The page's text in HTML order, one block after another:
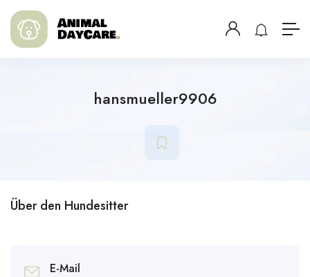
hansmueller9906
Über den Hundesitter
E-Mail